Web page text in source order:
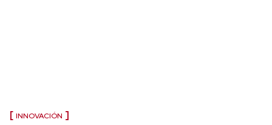
INNOVACIÓN